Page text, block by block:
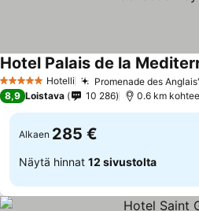
5 Tähtiluokitus
Hotelli Promenade des
8,9 Loistava 10 286 0.6 km
Alkaen 285 €
Näytä hinnat 12 sivustolta